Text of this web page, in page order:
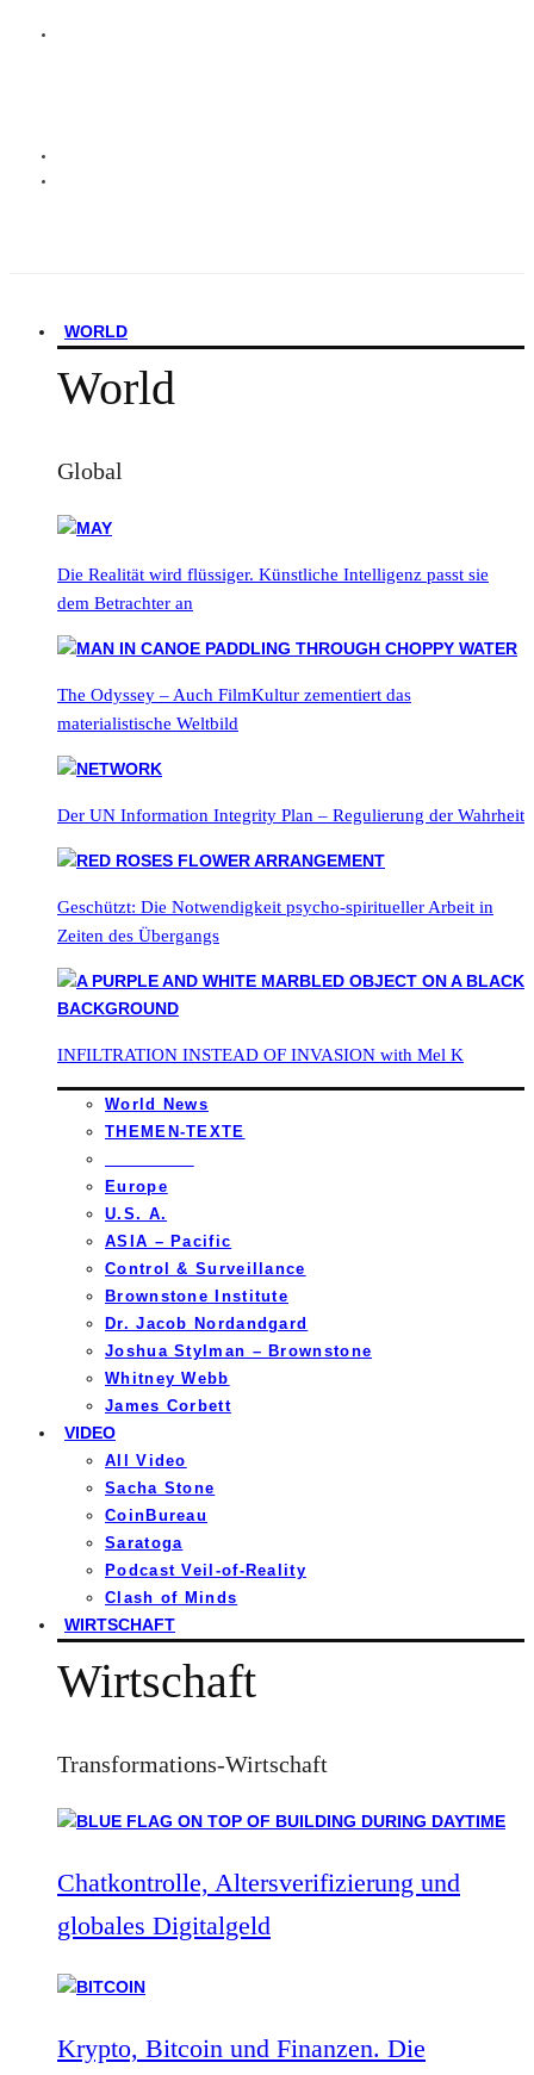
WORLD
World
Global
Die Realität wird flüssiger. Künstliche Intelligenz passt sie
dem Betrachter an
The Odyssey – Auch FilmKultur zementiert das
materialistische Weltbild
Der UN Information Integrity Plan – Regulierung der Wahrheit
Geschützt: Die Notwendigkeit psycho-spiritueller Arbeit in
Zeiten des Übergangs
INFILTRATION INSTEAD OF INVASION with Mel K
World News
THEMEN-TEXTE
Europe
U.S. A.
ASIA – Pacific
Control & Surveillance
Brownstone Institute
Dr. Jacob Nordandgard
Joshua Stylman – Brownstone
Whitney Webb
James Corbett
VIDEO
All Video
Sacha Stone
CoinBureau
Saratoga
Podcast Veil-of-Reality
Clash of Minds
WIRTSCHAFT
Wirtschaft
Transformations-Wirtschaft
Chatkontrolle, Altersverifizierung und
globales Digitalgeld
Krypto, Bitcoin und Finanzen. Die